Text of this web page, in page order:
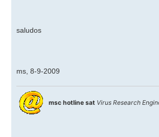
saludos
ms, 8-9-2009
msc hotline sat Virus Research